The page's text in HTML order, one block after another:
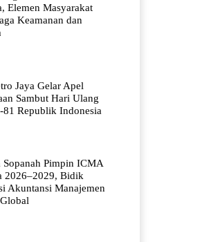
Elemen Masyarakat
Keamanan dan
Jaya Gelar Apel
Sambut Hari Ulang
81 Republik Indonesia
Sopanah Pimpin ICMA
2026–2029, Bidik
Akuntansi Manajemen